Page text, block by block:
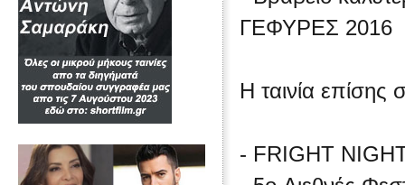
ΓΕΦΥΡΕΣ 2016
Η ταινία επίσης
- FRIGHT